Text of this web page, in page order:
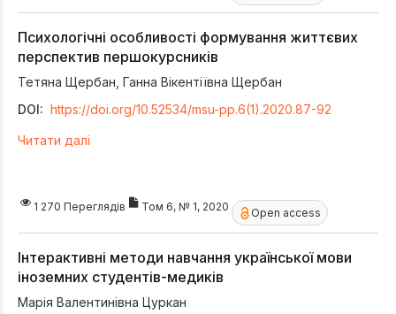
Психологічні особливості формування життєвих
перспектив першокурсників
Тетяна Щербан Ганна Вікентіївна Щербан
DOI: https://doi.org/10.52534/msu-pp.6(1).2020.87-92
Читати далі
1 270 Переглядів Том 6, № 1, 2020 Open access
Інтерактивні методи навчання української мови
іноземних студентів-медиків
Марія Валентинівна Цуркан